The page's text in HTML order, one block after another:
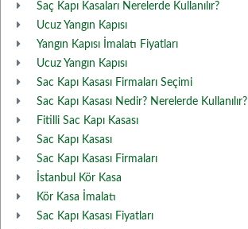
Saç Kapı Kasaları Nerelerde Kullanılır?
Ucuz Yangın Kapısı
Yangın Kapısı İmalatı Fiyatları
Ucuz Yangın Kapısı
Sac Kapı Kasası Firmaları Seçimi
Sac Kapı Kasası Nedir? Nerelerde Kullanılır?
Fitilli Sac Kapı Kasası
Sac Kapı Kasası
Sac Kapı Kasası Firmaları
İstanbul Kör Kasa
Kör Kasa İmalatı
Sac Kapı Kasası Fiyatları